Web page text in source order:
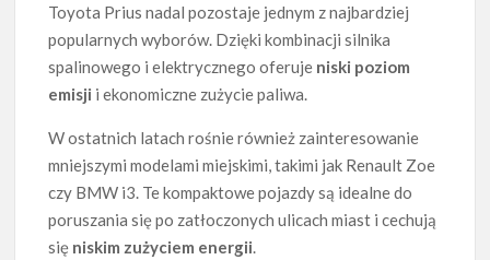
Toyota Prius nadal pozostaje jednym z najbardziej
popularnych wyborów. Dzięki kombinacji silnika
spalinowego i elektrycznego oferuje niski poziom
emisji i ekonomiczne zużycie paliwa.
W ostatnich latach rośnie również zainteresowanie
mniejszymi modelami miejskimi, takimi jak Renault Zoe
czy BMW i3. Te kompaktowe pojazdy są idealne do
poruszania się po zatłoczonych ulicach miast i cechują
się niskim zużyciem energii.